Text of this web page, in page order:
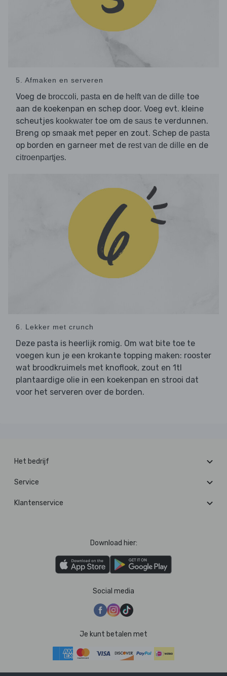
5. Afmaken en serveren
Voeg de broccoli, pasta en de helft van de dille toe
aan de koekenpan en schep door. Voeg evt. kleine
scheutjes kookwater toe om de saus te verdunnen.
Breng op smaak met peper en zout. Schep de pasta
op borden en garneer met de rest van de dille en de
citroenpartjes.
6. Lekker met crunch
Deze pasta is heerlijk romig. Om wat bite toe te
voegen kun je een krokante topping maken: rooster
wat broodkruimels met knoflook, zout en 1tl
plantaardige olie in een koekenpan en strooi dat
voor het serveren over de borden.
Het bedrijf
Service
Klantenservice
Download hier:
Social media
Je kunt betalen met